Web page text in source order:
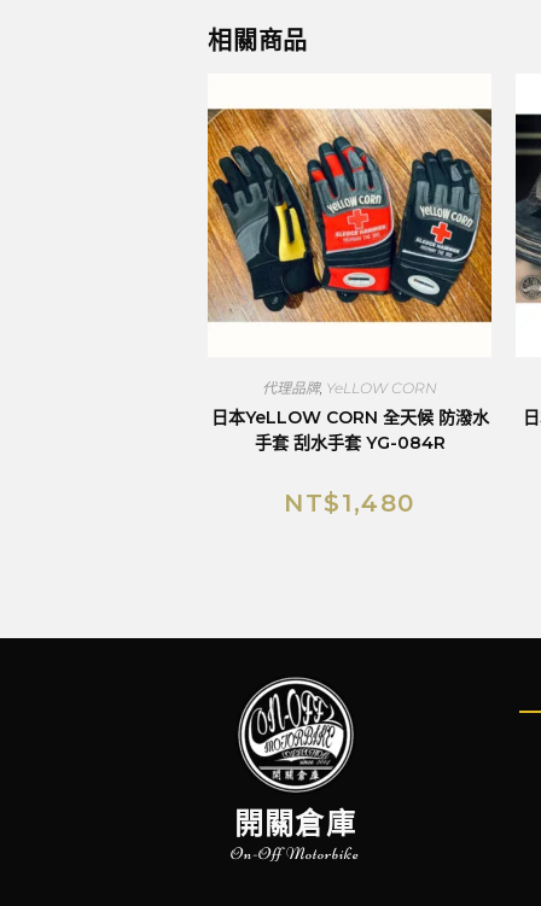
相關商品
代理品牌, YeLLOW CORN
日本YeLLOW CORN 全天候 防潑水
手套 刮水手套 YG-084R
NT$1,480
開關倉庫
On-Off Motorbike